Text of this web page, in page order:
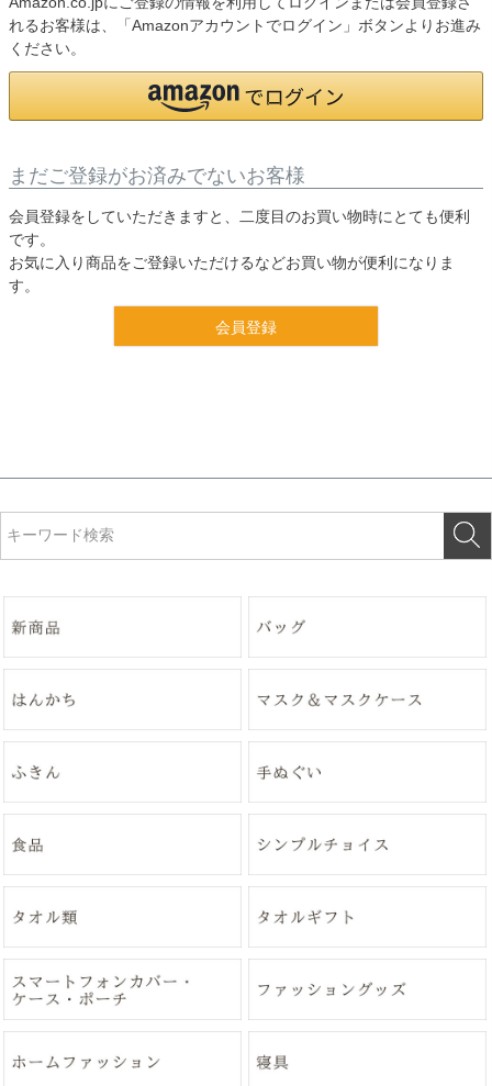
れるお客様は、「Amazonアカウントでログイン」ボタンよりお進み
ください。
まだご登録がお済みでないお客様
会員登録をしていただきますと、二度目のお買い物時にとても便利
です。
お気に入り商品をご登録いただけるなどお買い物が便利になりま
す。
会員登録